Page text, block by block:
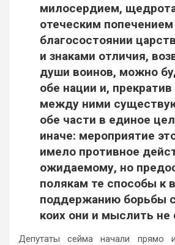
милосердием,
отеческим
благосостоянии
и знаками отличия,
души воинов, можно
обе нации и,
между ними
обе части в единое
иначе: мероприятие
имело противное
ожидаемому, но
полякам те способы к
поддержанию борьбы
коих они и мыслить не
Депутаты сейма начали прямо